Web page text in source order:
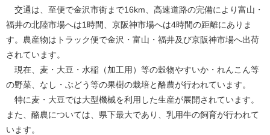
交通は、至便で金沢市街まで16km、高速道路の完備により富山・
福井の北陸市場へは1時間、京阪神市場へは4時間の距離にありま
す。農産物はトラック便で金沢・富山・福井及び京阪神市場へ出荷
されています。
現在、麦・大豆・水稲（加工用）等の穀物やすいか・れんこん等
の野菜、なし・ぶどう等の果樹の栽培と酪農が行われています。
特に麦・大豆では大型機械を利用した生産が展開されています。
また、酪農については、県下最大であり、乳用牛の飼育が行われて
います。